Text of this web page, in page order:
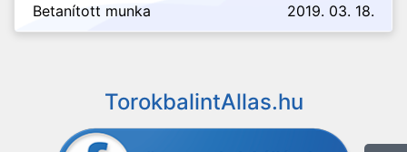
Betanított munka 2019. 03. 18.
TorokbalintAllas.hu